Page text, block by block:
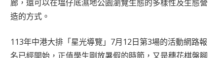
廊，還可以在塭仔底濕地公園瀏覽生態的多樣性及生態營
造的方式。
113年中港大排「星光導覽」7月12日第3場的活動網路報
名已經開始，正值學生剛放暑假的時節，又是穗花棋盤腳